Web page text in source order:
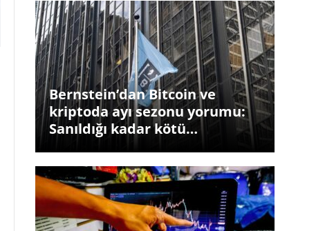
Bernstein’dan Bitcoin ve
kriptoda ayı sezonu yorumu:
Sanıldığı kadar kötü…